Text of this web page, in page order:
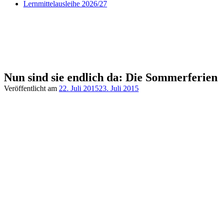
Lernmittelausleihe 2026/27
Nun sind sie endlich da: Die
Veröffentlicht am 22. Juli 201523. Juli 2015